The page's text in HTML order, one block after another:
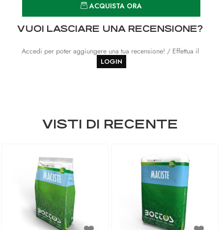
ACQUISTA ORA
VUOI LASCIARE UNA RECENSIONE?
Accedi per poter aggiungere una tua recensione! / Effettua il
LOGIN
VISTI DI RECENTE